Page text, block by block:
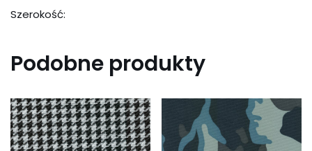
Szerokość:
Podobne produkty